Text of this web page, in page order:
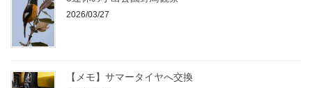
2026/03/27
【メモ】サマータイヤへ交換